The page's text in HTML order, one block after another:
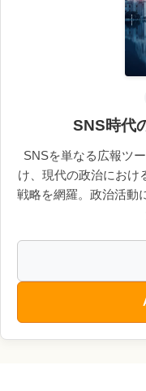
SNS時代
SNSを単なる広報ツ
け、現代の政治におけ
戦略を網羅。政治活動